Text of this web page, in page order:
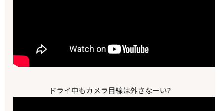
ドライ中もカメラ目線は外さなーい?